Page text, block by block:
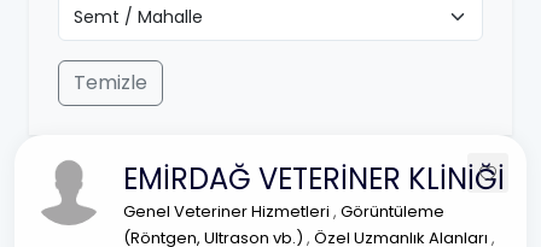
Temizle
EMİRDAĞ VETERİNER KLİNİĞİ
Genel Veteriner Hizmetleri , Görüntüleme
(Röntgen, Ultrason vb.) , Özel Uzmanlık Alanları ,